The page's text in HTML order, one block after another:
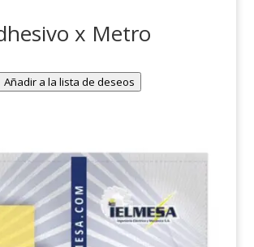
x Metro
Añadir a la lista de deseos